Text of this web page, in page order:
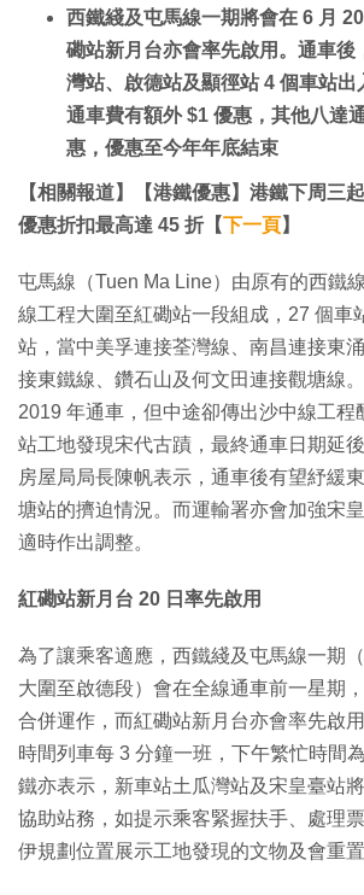
西鐵綫及屯馬線一期將會在 6 月
磡站新月台亦會率先啟用。通車後
灣站、啟德站及顯徑站 4 個車站出
通車費有額外 $1 優惠，其他八達
惠，優惠至今年年底結束
【相關報道】【港鐵優惠】港鐵下周三
優惠折扣最高達 45 折【下一頁】
屯馬線（Tuen Ma Line）由原有的西鐵
線工程大圍至紅磡站一段組成，27 個車
站，當中美孚連接荃灣線、南昌連接東
接東鐵線、鑽石山及何文田連接觀塘線
2019 年通車，但中途卻傳出沙中線工程
站工地發現宋代古蹟，最終通車日期延
房屋局局長陳帆表示，通車後有望紓緩
塘站的擠迫情況。而運輸署亦會加強宋
適時作出調整。
紅磡站新月台 20 日率先啟用
為了讓乘客適應，西鐵綫及屯馬線一期
大圍至啟德段）會在全線通車前一星期
合併運作，而紅磡站新月台亦會率先啟
時間列車每 3 分鐘一班，下午繁忙時間
鐵亦表示，新車站土瓜灣站及宋皇臺站
協助站務，如提示乘客緊握扶手、處理
伊規劃位置展示工地發現的文物及會重置